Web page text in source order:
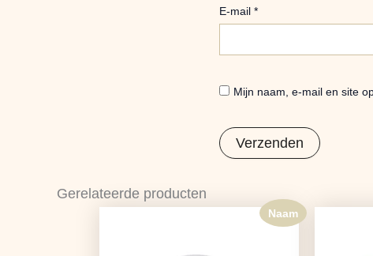
E-mail *
Mijn naam, e-mail en site
Gerelateerde producten
Naam